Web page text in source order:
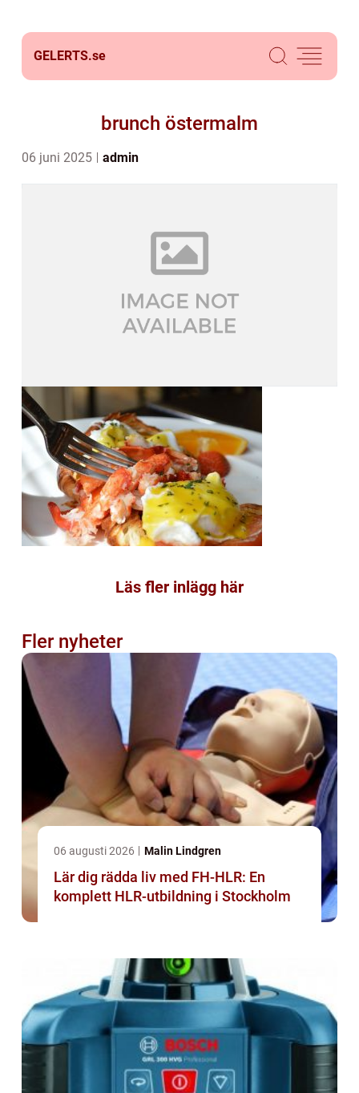
GELERTS.se
brunch östermalm
06 juni 2025 admin
Läs fler inlägg här
Fler nyheter
06 augusti 2026 Malin Lindgren
Lär dig rädda liv med FH-HLR: En
komplett HLR-utbildning i Stockholm